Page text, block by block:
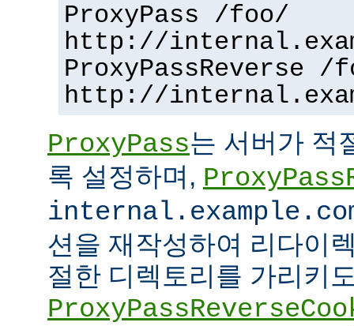
ProxyPass /foo/
http://
ProxyPassReverse /
http://
ProxyPass는 서버가 적
록 설정하며,
션을 재작성하여 리다이
절한 디렉토리를 가리키